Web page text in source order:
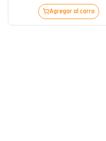
Agregar al carro